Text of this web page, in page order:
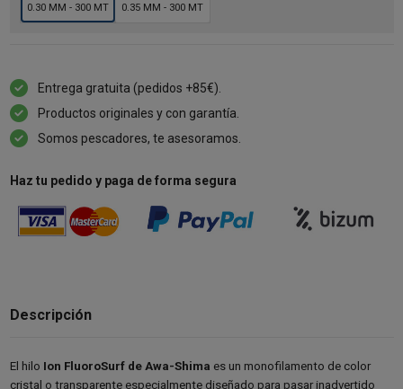
0.30 MM - 300 MT 0.35 MM - 300 MT
Entrega gratuita (pedidos +85€).
Productos originales y con garantía.
Somos pescadores, te asesoramos.
Haz tu pedido y paga de forma segura
Descripción
El hilo Ion FluoroSurf de Awa-Shima es un monofilamento de color
cristal o transparente especialmente diseñado para pasar inadvertido